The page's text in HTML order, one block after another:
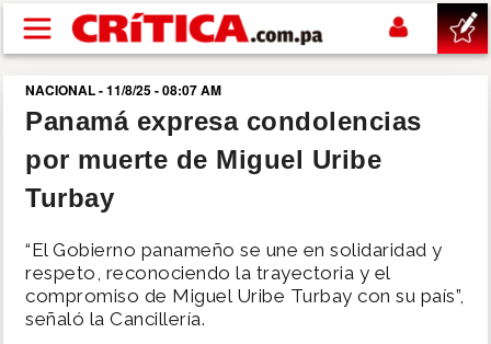
Pasar al contenido principal
buscar
SUCESOS
POLÍTICA
NACIONAL - 11/8/25 - 08:07 AM
Panamá expresa condolencias
por muerte de Miguel Uribe
Turbay
“El Gobierno panameño se une en solidaridad y
respeto, reconociendo la trayectoria y el
compromiso de Miguel Uribe Turbay con su país”,
señaló la Cancillería.